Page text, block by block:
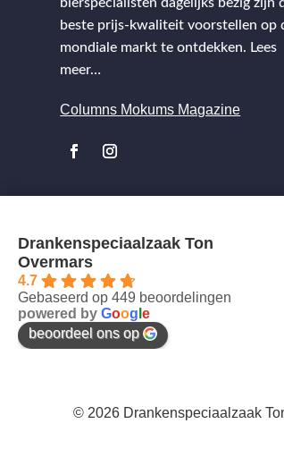
bierspecialisten dagelijks bezig zijn
beste prijs-kwaliteit voorstellen op
mondiale markt te ontdekken. Lees
meer…
Columns Mokums Magazine
Drankenspeciaalzaak Ton
Overmars
4.7
Gebaseerd op 449 beoordelingen
powered by Goog e
beoordeel ons op
© 2026 Drankenspeciaalzaak